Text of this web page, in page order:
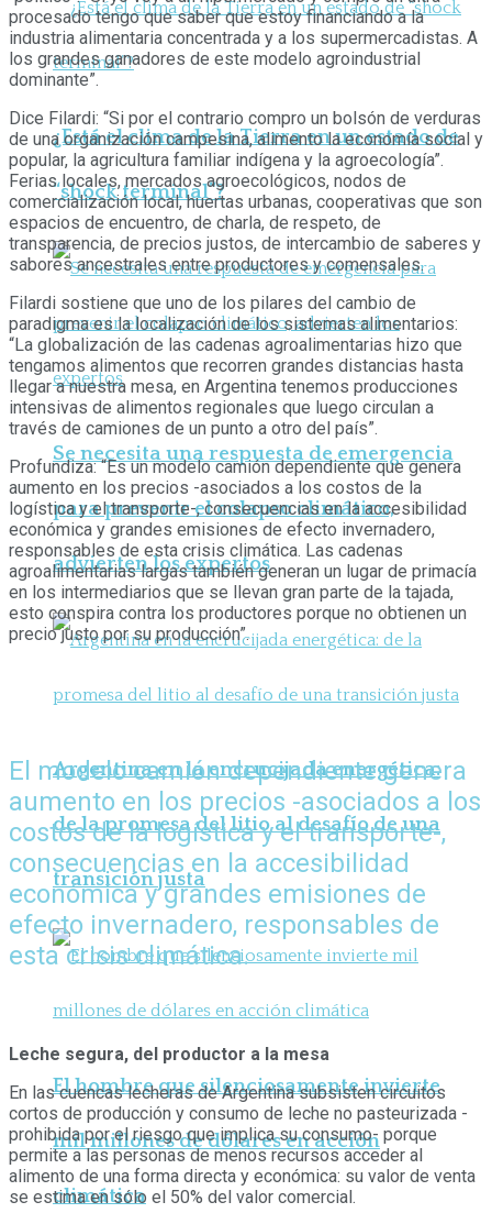
¿Está el clima de la Tierra en un estado de
“shock terminal”?
Se necesita una respuesta de emergencia
para prevenir el colapso climático,
advierten los expertos
Argentina en la encrucijada energética:
de la promesa del litio al desafío de una
transición justa
El hombre que silenciosamente invierte
mil millones de dólares en acción
climática
procesado tengo que saber que estoy financiando a la
industria alimentaria concentrada y a los supermercadistas. A
los grandes ganadores de este modelo agroindustrial
dominante”.
Dice Filardi: “Si por el contrario compro un bolsón de verduras
de una organización campesina, alimento la economía social y
popular, la agricultura familiar indígena y la agroecología”.
Ferias locales, mercados agroecológicos, nodos de
comercialización local, huertas urbanas, cooperativas que son
espacios de encuentro, de charla, de respeto, de
transparencia, de precios justos, de intercambio de saberes y
sabores ancestrales entre productores y comensales.
Filardi sostiene que uno de los pilares del cambio de
paradigma es la localización de los sistemas alimentarios:
“La globalización de las cadenas agroalimentarias hizo que
tengamos alimentos que recorren grandes distancias hasta
llegar a nuestra mesa, en Argentina tenemos producciones
intensivas de alimentos regionales que luego circulan a
través de camiones de un punto a otro del país”.
Profundiza: “Es un modelo camión dependiente que genera
aumento en los precios -asociados a los costos de la
logística y el transporte-, consecuencias en la accesibilidad
económica y grandes emisiones de efecto invernadero,
responsables de esta crisis climática. Las cadenas
agroalimentarias largas también generan un lugar de primacía
en los intermediarios que se llevan gran parte de la tajada,
esto conspira contra los productores porque no obtienen un
precio justo por su producción”.
El modelo camión dependiente genera
aumento en los precios -asociados a los
costos de la logística y el transporte-,
consecuencias en la accesibilidad
económica y grandes emisiones de
efecto invernadero, responsables de
esta crisis climática.
Leche segura, del productor a la mesa
En las cuencas lecheras de Argentina subsisten circuitos
cortos de producción y consumo de leche no pasteurizada -
prohibida por el riesgo que implica su consumo- porque
permite a las personas de menos recursos acceder al
alimento de una forma directa y económica: su valor de venta
se estima en sólo el 50% del valor comercial.